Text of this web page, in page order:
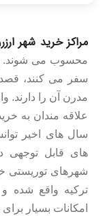
مراکز خرید شهر
محسوب می شوند.
سفر می کنند،
مدرن آن را دارند.
علاقه مندان به
سال های اخیر
های قابل توجهی
شهرهای توریستی
ترکیه واقع شده
امکانات بسیار